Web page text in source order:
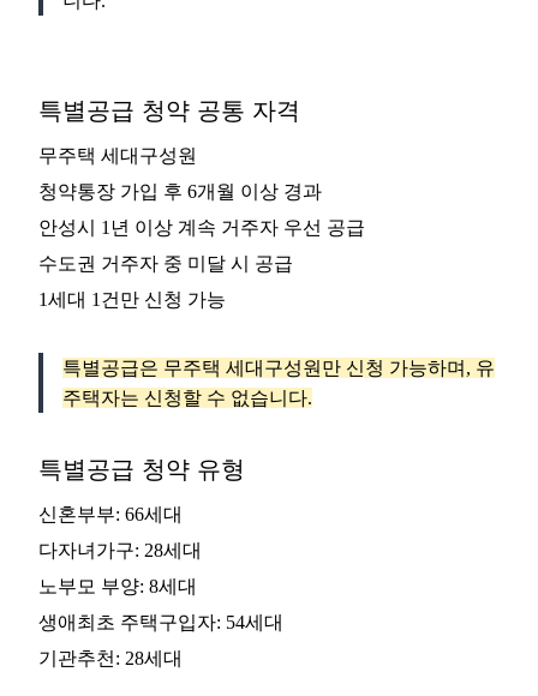
특별공급 청약 공통 자격
무주택 세대구성원
청약통장 가입 후 6개월 이상 경과
안성시 1년 이상 계속 거주자 우선 공급
수도권 거주자 중 미달 시 공급
1세대 1건만 신청 가능
특별공급은 무주택 세대구성원만 신청 가능하며, 유
주택자는 신청할 수 없습니다.
특별공급 청약 유형
신혼부부: 66세대
다자녀가구: 28세대
노부모 부양: 8세대
생애최초 주택구입자: 54세대
기관추천: 28세대